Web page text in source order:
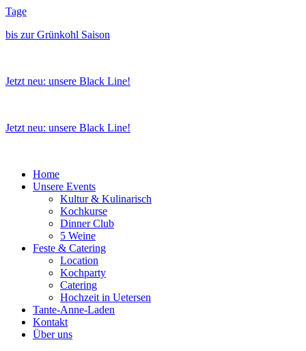
Zum
wechseln
Tage
bis zur Grünkohl Saison
Jetzt neu: unsere Black Line!
Jetzt neu: unsere Black Line!
Home
Unsere Events
Kultur & Kulinarisch
Kochkurse
Dinner Club
5 Weine
Feste & Catering
Location
Kochparty
Catering
Hochzeit in Uetersen
Tante-Anne-Laden
Kontakt
Über uns